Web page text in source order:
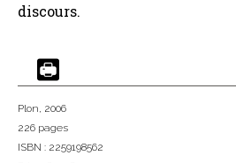
discours.
Plon, 2006
226 pages
ISBN : 2259198562